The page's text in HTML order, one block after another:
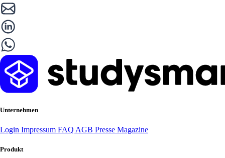
Unternehmen
Login Impressum FAQ AGB Presse Magazine
Produkt